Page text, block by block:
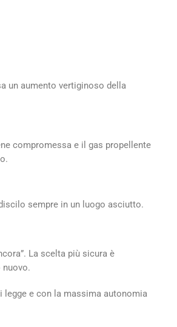
un aumento vertiginoso della
compromessa e il gas propellente
sempre in un luogo asciutto.
La scelta più sicura è
e con la massima autonomia